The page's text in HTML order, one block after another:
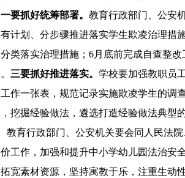
一要抓好统筹部署。 教育行政部门、公安
计划、分步骤推进落实学生欺凌治理措施
类落实治理措施； 6月底前完成自查整改
三要抓好推进落实。 学校要加强教职员
作一张表，规范记录实施欺凌学生的调
掘经验做法，遴选打造经验做法典型
教育行政部门、公安机关要会同人民法
工作，加强和提升中小学幼儿园法治安全
宽素材资源，坚持寓教于乐，注重生